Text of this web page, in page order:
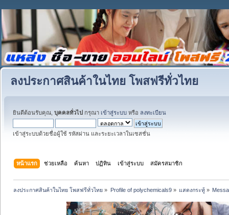
ลงประกาศสินค้าในไทย โพสฟรีทั่วไทย
ยินดีต้อนรับคุณ, บุคคลทั่วไป กรุณา เข้าสู่ระบบ หรือ ลงทะเบียน
เข้าสู่ระบบด้วยชื่อผู้ใช้ รหัสผ่าน และระยะเวลาในเซสชั่น
หน้าแรก ช่วยเหลือ ค้นหา ปฏิทิน เข้าสู่ระบบ สมัครสมาชิก
ลงประกาศสินค้าในไทย โพสฟรีทั่วไทย » Profile of polychemicals9» แสดงกระทู้»